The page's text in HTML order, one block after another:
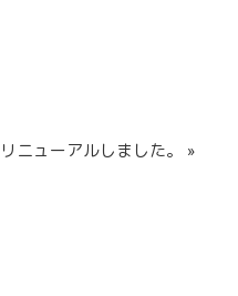
ニューアルしました。 »